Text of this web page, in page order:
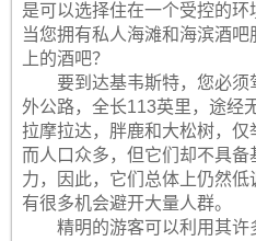
是可以选择住在一个受控的环
当您拥有私人海滩和海滨酒
上的酒吧？
要到达基韦斯特，您必
外公路，全长113英里，途经
拉摩拉达，胖鹿和大松树，
而人口众多，但它们却不具
力，因此，它们总体上仍然
有很多机会避开大量人群。
精明的游客可以利用其